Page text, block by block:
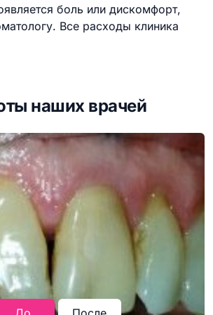
боль или дискомфорт,
Все расходы клиника
наших врачей